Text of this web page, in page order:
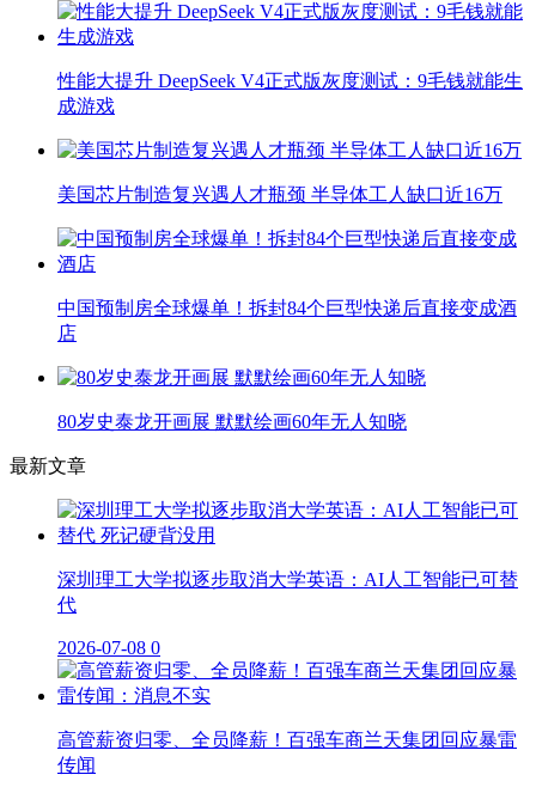
性能大提升 DeepSeek V4正式版灰度测试：9毛钱就能生
成游戏
美国芯片制造复兴遇人才瓶颈 半导体工人缺口近16万
中国预制房全球爆单！拆封84个巨型快递后直接变成酒
店
80岁史泰龙开画展 默默绘画60年无人知晓
最新文章
深圳理工大学拟逐步取消大学英语：AI人工智能已可替
代
2026-07-08 0
高管薪资归零、全员降薪！百强车商兰天集团回应暴雷
传闻